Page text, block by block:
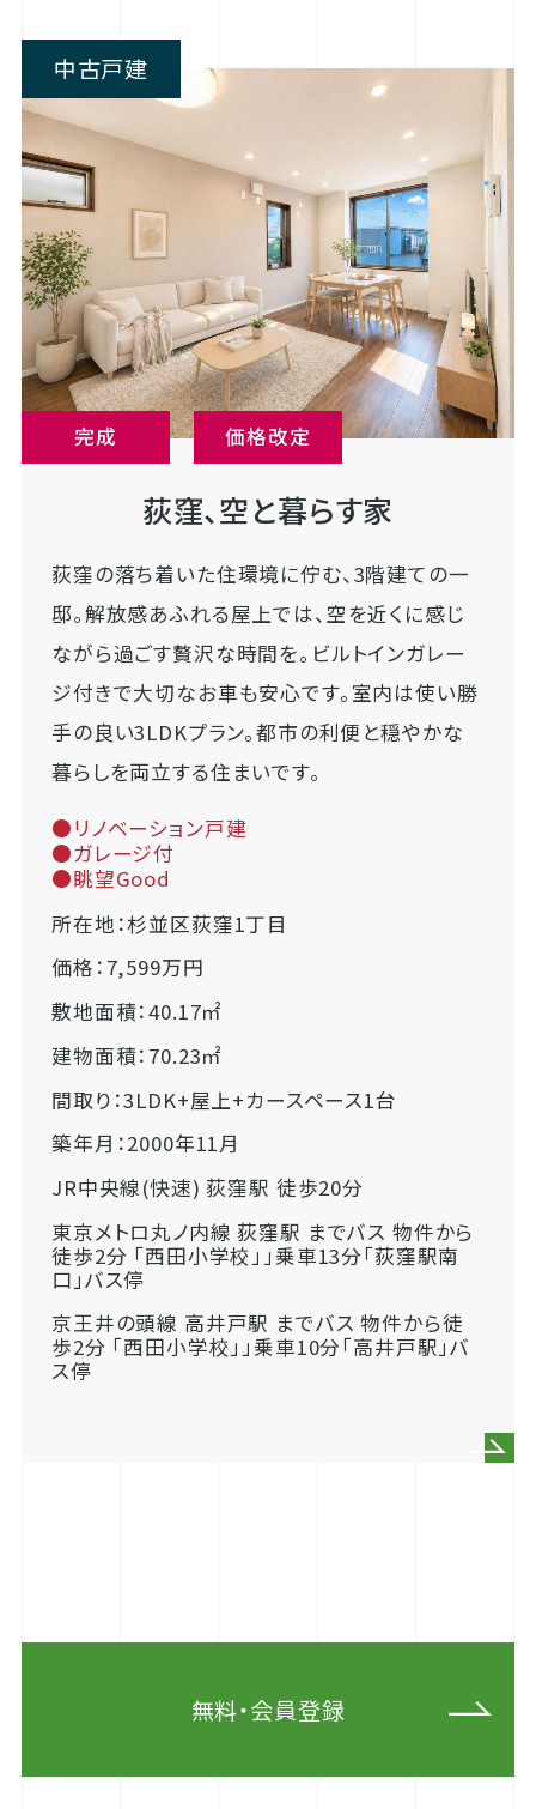
中古戸建
完成 価格改定
荻窪、空と暮らす家
荻窪の落ち着いた住環境に佇む、3階建ての一
邸。解放感あふれる屋上では、空を近くに感じ
ながら過ごす贅沢な時間を。ビルトインガレー
ジ付きで大切なお車も安心です。室内は使い勝
手の良い3LDKプラン。都市の利便と穏やかな
暮らしを両立する住まいです。
●リノベーション戸建
●ガレージ付
●眺望Good
所在地：杉並区荻窪1丁目
価格：7,599万円
敷地面積：40.17㎡
建物面積：70.23㎡
間取り：3LDK+屋上+カースペース1台
築年月：2000年11月
JR中央線(快速) 荻窪駅 徒歩20分
東京メトロ丸ノ内線 荻窪駅 までバス 物件から
徒歩2分 「西田小学校」」乗車13分「荻窪駅南
口」バス停
京王井の頭線 高井戸駅 までバス 物件から徒
歩2分 「西田小学校」」乗車10分「高井戸駅」バ
ス停
無料・会員登録